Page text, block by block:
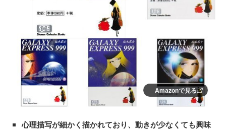
Amazonで見る
心理描写が細かく描かれており、動きが少なくても興味